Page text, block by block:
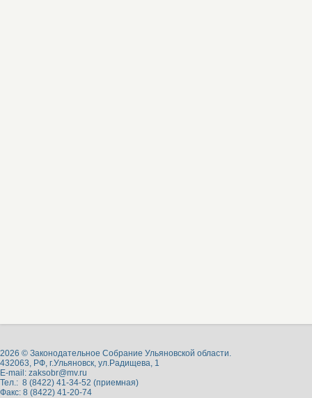
2026 © Законодательное Собрание Ульяновской области.
432063, РФ, г.Ульяновск, ул.Радищева, 1
E-mail: zaksobr@mv.ru
Тел.: 8 (8422) 41-34-52 (приемная)
Факс: 8 (8422) 41-20-74